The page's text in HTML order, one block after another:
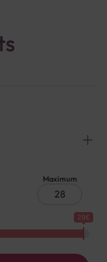
Maximum
28€